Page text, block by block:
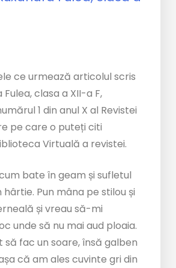
ce urmează articolul scris
Fulea, clasa a XII-a F,
1 din anul X al Revistei
pe care o puteți citi
Virtuală a revistei.
bate în geam și sufletul
Pun mâna pe stilou și
și vreau să-mi
unde să nu mai aud ploaia.
fac un soare, însă galben
că am ales cuvinte gri din